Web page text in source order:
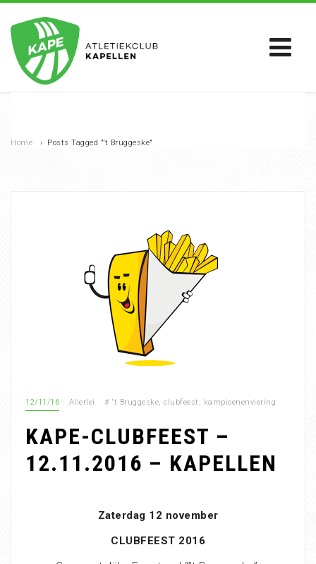
Home › Posts Tagged "’t Bruggeske"
12/11/16 Allerlei # 't Bruggeske, clubfeest , kampioenenviering
KAPE-CLUBFEEST –
12.11.2016 – KAPELLEN
Zaterdag 12 november
CLUBFEEST 2016